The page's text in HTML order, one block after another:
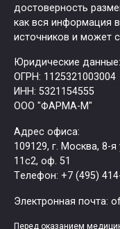
достоверность
как вся информация
источников и может
Юридические данные:
ОГРН: 1125321003004
ИНН: 5321154555
ООО "ФАРМА-М"
Адрес офиса:
109129, г. Москва, ​8-
11с2, оф. 51
Tелефон: +7 (495)
Электронная почта:
Перед оказанием